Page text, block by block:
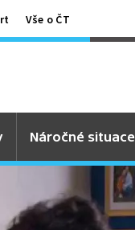
Vše o ČT
Náročné situace